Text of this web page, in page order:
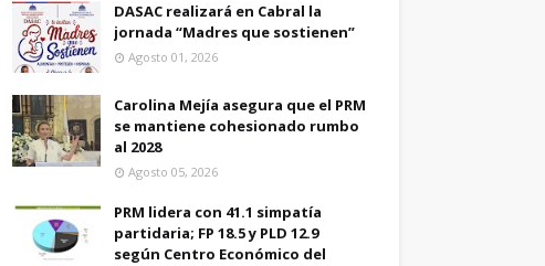
DASAC realizará en Cabral la
jornada “Madres que sostienen”
Agosto 01, 2026
Carolina Mejía asegura que el PRM
se mantiene cohesionado rumbo
al 2028
Agosto 05, 2026
PRM lidera con 41.1 simpatía
partidaria; FP 18.5 y PLD 12.9
según Centro Económico del